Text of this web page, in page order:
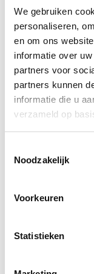
We gebruiken
personaliseren,
en om ons
informatie over
partners voor
partners kunnen
informatie die u
verzameld op
Noodzakelijk
Voorkeuren
Statistieken
Vraag vooraf
beperkingen.
Werk altijd met
Gebruik interne
kledingadvies en
Dit vindt u
Wilt u verder lezen?
deze pagina:
Waar begin je met
Wie organiseert